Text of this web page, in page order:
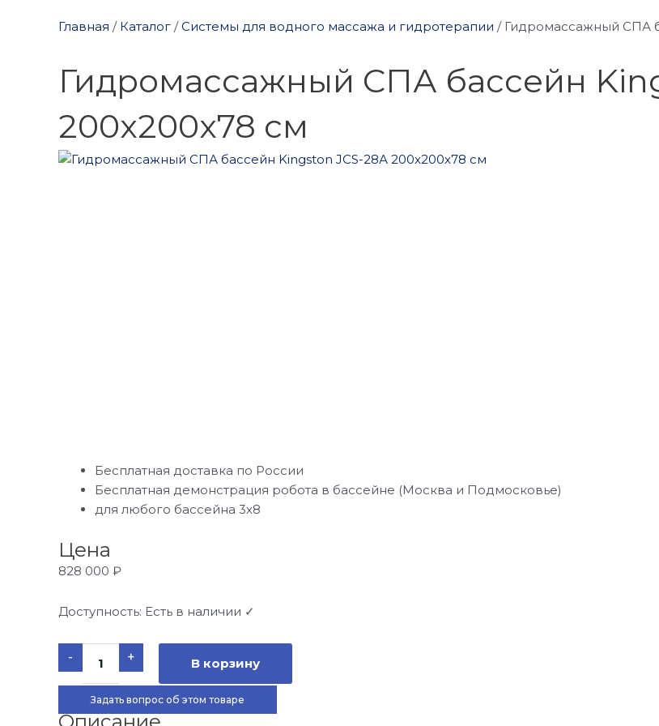
Главная / Каталог /Системы для водного массажа и гидротерапии / Гидромассажный СПА
Гидромассажный СПА бассейн
200x200x78 см
Бесплатная доставка по России
Бесплатная демонстрация робота в бассейне (Москва и Подмосковье)
для любого бассейна 3х8
Цена
828 000 ₽
Доступность: Есть в наличии ✓
-
Количество
товара
Гидромассажный
СПА
бассейн
Kingston
JCS-
+ В корзину
Задать вопрос об этом товаре
Описание